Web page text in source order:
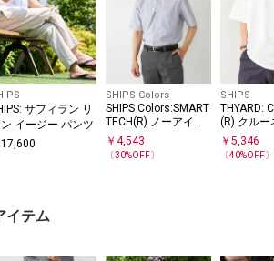
サフィラン リ
イージー パンツ
17,600
SHIPS Colors
SHIPS Colors:SMART
TECH(R) ノーアイロ
ン セミワイドカラー
シャツ
￥ 4,543
〔30%OFF〕
SHIPS
THYARD:
(R) クルー
ャツ
￥5,346
〔40%OFF〕
イテム